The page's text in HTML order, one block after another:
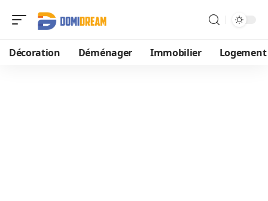
Décoration Déménager Immobilier Logement